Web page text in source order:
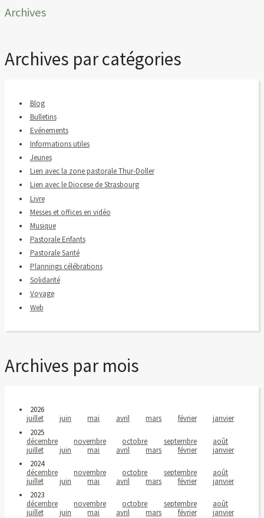
Archives
Archives par catégories
Blog
Bulletins
Evénements
Informations utiles
Jeunes
Lien avec la zone pastorale Thur-Doller
Lien avec le Diocese de Strasbourg
Livre
Messes et offices en vidéo
Musique
Pastorale Enfants
Pastorale Santé
Plannings célébrations
Solidarité
Voyage
Web
Archives par mois
2026
juillet
juin mai avril mars février
janvier
2025
décembre
novembre octobre septembre
août
juillet
juin mai avril mars février
janvier
2024
décembre
novembre octobre septembre
août
juillet
juin mai avril mars février
janvier
2023
décembre
novembre octobre septembre
août
juillet
juin mai avril mars février
janvier